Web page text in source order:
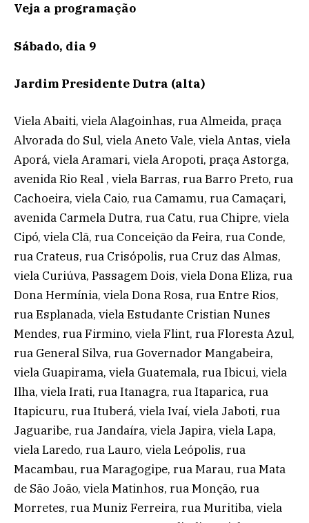
Veja a programação
Sábado, dia 9
Jardim Presidente Dutra (alta)
Viela Abaiti, viela Alagoinhas, rua Almeida, praça
Alvorada do Sul, viela Aneto Vale, viela Antas, viela
Aporá, viela Aramari, viela Aropoti, praça Astorga,
avenida Rio Real , viela Barras, rua Barro Preto, rua
Cachoeira, viela Caio, rua Camamu, rua Camaçari,
avenida Carmela Dutra, rua Catu, rua Chipre, viela
Cipó, viela Clã, rua Conceição da Feira, rua Conde,
rua Crateus, rua Crisópolis, rua Cruz das Almas,
viela Curiúva, Passagem Dois, viela Dona Eliza, rua
Dona Hermínia, viela Dona Rosa, rua Entre Rios,
rua Esplanada, viela Estudante Cristian Nunes
Mendes, rua Firmino, viela Flint, rua Floresta Azul,
rua General Silva, rua Governador Mangabeira,
viela Guapirama, viela Guatemala, rua Ibicui, viela
Ilha, viela Irati, rua Itanagra, rua Itaparica, rua
Itapicuru, rua Ituberá, viela Ivaí, viela Jaboti, rua
Jaguaribe, rua Jandaíra, viela Japira, viela Lapa,
viela Laredo, rua Lauro, viela Leópolis, rua
Macambau, rua Maragogipe, rua Marau, rua Mata
de São João, viela Matinhos, rua Monção, rua
Morretes, rua Muniz Ferreira, rua Muritiba, viela